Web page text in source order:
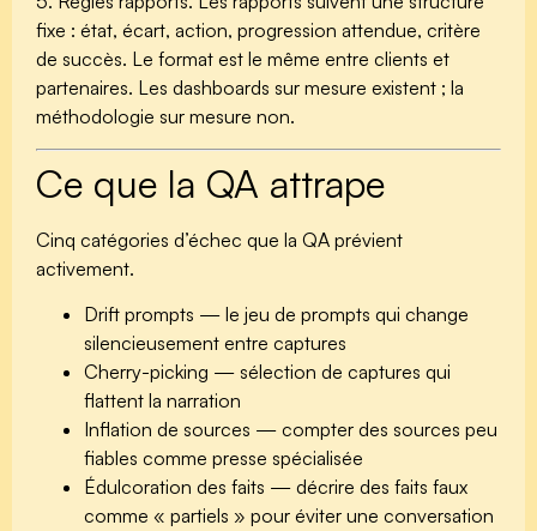
fixe : état, écart, action, progression attendue, critère
de succès. Le format est le même entre clients et
partenaires. Les dashboards sur mesure existent ; la
méthodologie sur mesure non.
Ce que la QA attrape
Cinq catégories d’échec que la QA prévient
activement.
Drift prompts — le jeu de prompts qui change
silencieusement entre captures
Cherry-picking — sélection de captures qui
flattent la narration
Inflation de sources — compter des sources peu
fiables comme presse spécialisée
Édulcoration des faits — décrire des faits faux
comme « partiels » pour éviter une conversation